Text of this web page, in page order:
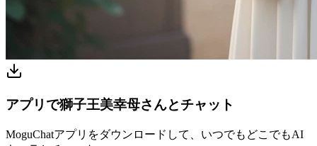
アプリで獅子王美幸母さんとチャット
MoguChatアプリをダウンロードして、いつでもどこでもAI